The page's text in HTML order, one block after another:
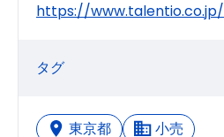
https://www.talentio.co.jp/
タグ
東京都 小売